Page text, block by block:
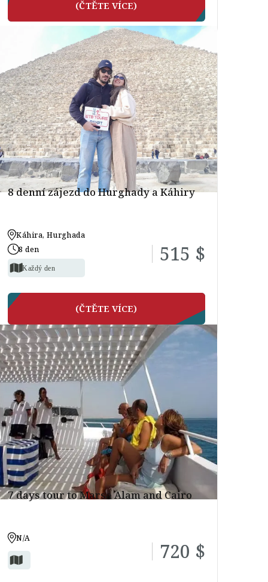
(ČTĚTE VÍCE)
8 denní zájezd do Hurghady a Káhiry
Káhira, Hurghada
8 den
Každý den
515 $
(ČTĚTE VÍCE)
7 days tour to Marsa Alam and Cairo
N/A
720 $